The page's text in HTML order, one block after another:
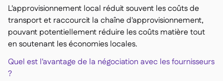
L'approvisionnement local réduit souvent les coûts de
transport et raccourcit la chaîne d'approvisionnement,
pouvant potentiellement réduire les coûts matière tout
en soutenant les économies locales.
Quel est l'avantage de la négociation avec les fournisseurs
?